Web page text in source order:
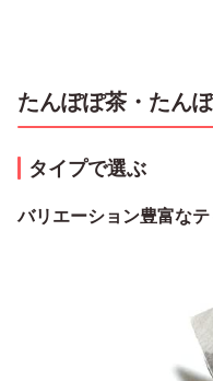
たんぽぽ茶・たん
タイプで選ぶ
バリエーション豊富な